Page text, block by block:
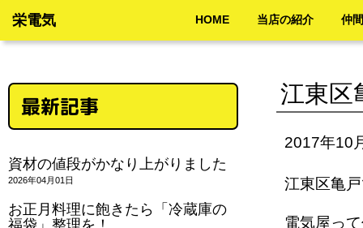
栄電気 HOME 当店の紹介 仲
江東区
2017年10
江東区亀
電気屋っ
最新記事
資材の値段がかなり上がりました
2026年04月01日
お正月料理に飽きたら「冷蔵庫の
福袋」整理を！